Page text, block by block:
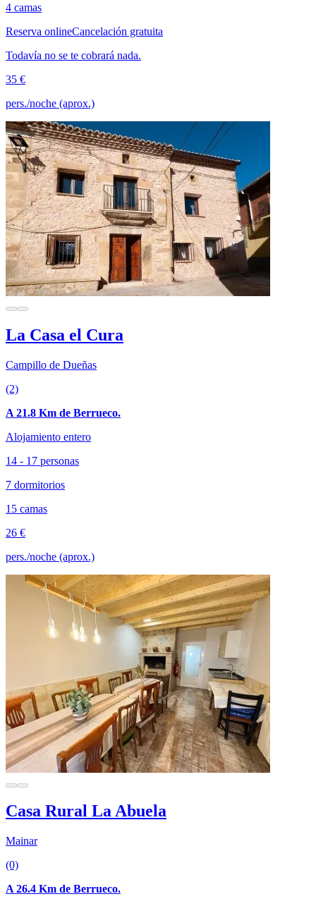
4 camas
Reserva onlineCancelación gratuita
Todavía no se te cobrará nada.
35 €
pers./noche (aprox.)
La Casa el Cura
Campillo de Dueñas
(2)
A 21.8 Km de Berrueco.
Alojamiento entero
14 - 17 personas
7 dormitorios
15 camas
26 €
pers./noche (aprox.)
Casa Rural La Abuela
Mainar
(0)
A 26.4 Km de Berrueco.